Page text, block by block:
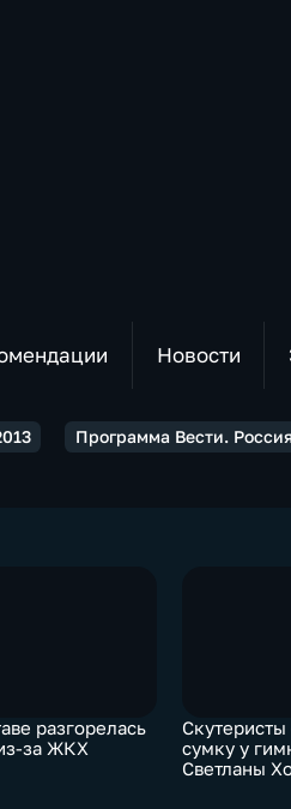
Новости
Программа Вести.
разгорелась
за ЖКХ
Скутеристы
сумку у
Светланы